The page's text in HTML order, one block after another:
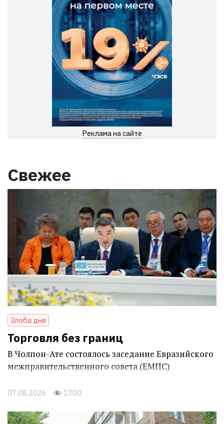
Реклама на сайте
Свежее
Злоба дня
Торговля без границ
В Чолпон-Ате состоялось заседание Евразийского
межправительственного совета (ЕМПС)
07.08.2026 1700